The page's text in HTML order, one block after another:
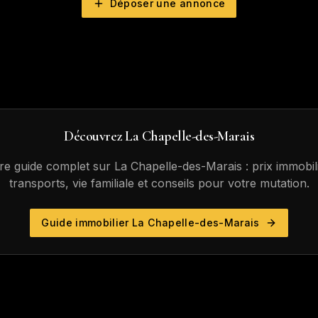
Déposer une annonce
DécouvrezLa Chapelle-des-Marais
guide complet sur La Chapelle-des-Marais : prix
transports, vie familiale et conseils pour votre mutation.
Guide immobilier La Chapelle-des-Marais